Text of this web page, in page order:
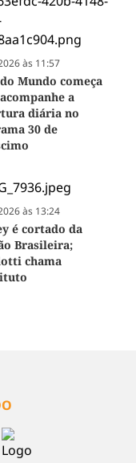
às 11:57
Mundo começa
a
diária no
30 de
às 13:24
é cortado da
Brasileira;
chama